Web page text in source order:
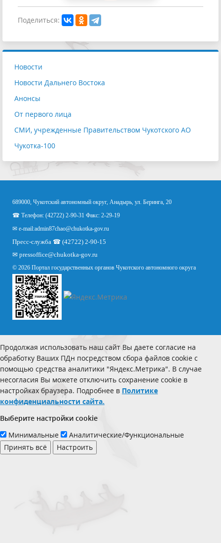
Поделиться:
Новости
Новости Дальнего Востока
Анонсы
От первого лица
СМИ, учрежденные Правительством Чукотского АО
Чукотка-100
689000, Чукотский автономный округ, Анадырь, ул. Беринга, 20
☎ Телефон: (42722) 2-90-31 Факс: 2-29-19
✉ e-mail:admin87chao@chukotka-gov.ru
Пресс-служба ☎ (42722) 2-90-15
✉ pressoffice@chukotka-gov.ru
© 2026 Портал государственных органов Чукотского автономного округа
Продолжая использовать наш сайт Вы даете согласие на
обработку Ваших ПДн посредством сбора файлов cookie с
помощью средства аналитики "Яндекс.Метрика". В случае
несогласия Вы можете отключить сохранение cookie в
настройках браузера. Подробнее в Политике
конфиденциальности сайта.
Выберите настройки cookie
Минимальные
Аналитические/Функциональные
Принять всё
Настроить